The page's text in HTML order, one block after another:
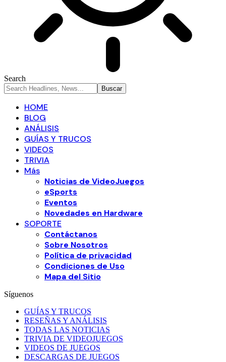
Search
HOME
BLOG
ANÁLISIS
GUÍAS Y TRUCOS
VIDEOS
TRIVIA
Más
Noticias de VideoJuegos
eSports
Eventos
Novedades en Hardware
SOPORTE
Contáctanos
Sobre Nosotros
Política de privacidad
Condiciones de Uso
Mapa del Sitio
Síguenos
GUÍAS Y TRUCOS
RESEÑAS Y ANÁLISIS
TODAS LAS NOTICIAS
TRIVIA DE VIDEOJUEGOS
VIDEOS DE JUEGOS
DESCARGAS DE JUEGOS